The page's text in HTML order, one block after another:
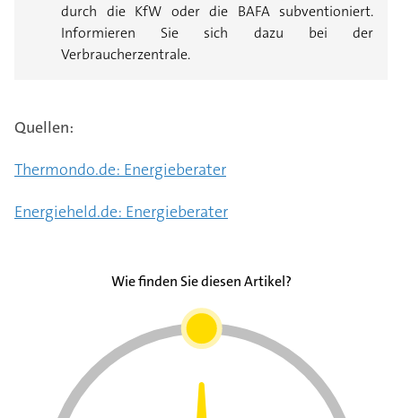
durch die KfW oder die BAFA subventioniert.
Informieren Sie sich dazu bei der
Verbraucherzentrale.
Quellen:
Thermondo.de: Energieberater
Energieheld.de: Energieberater
Wie finden Sie diesen Artikel?